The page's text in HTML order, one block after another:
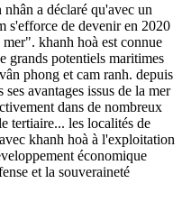
a déclaré qu'avec un
s'efforce de devenir en 2020
khanh hoà est connue
grands potentiels maritimes
phong et cam ranh. depuis
avantages issus de la mer
dans de nombreux
tertiaire... les localités de
khanh hoà à l'exploitation
économique
et la souveraineté